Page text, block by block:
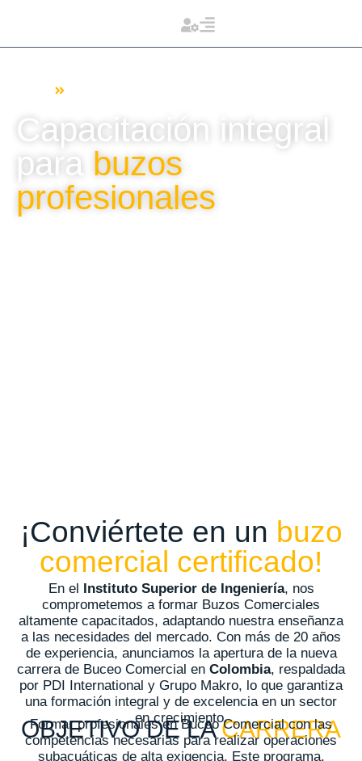
Capacitación integral
para buzos
profesionales
¡Conviértete en un buzo
comercial certificado!
En el Instituto Superior de Ingeniería, nos
comprometemos a formar Buzos Comerciales
altamente capacitados, adaptando nuestra enseñanza
a las necesidades del mercado. Con más de 20 años
de experiencia, anunciamos la apertura de la nueva
carrera de Buceo Comercial en Colombia, respaldada
por PDI International y Grupo Makro, lo que garantiza
una formación integral y de excelencia en un sector
en crecimiento.
OBJETIVO DE LACARRERA
Formar profesionales en Buceo Comercial con las
competencias necesarias para realizar operaciones
subacuáticas de alta exigencia. Este programa,